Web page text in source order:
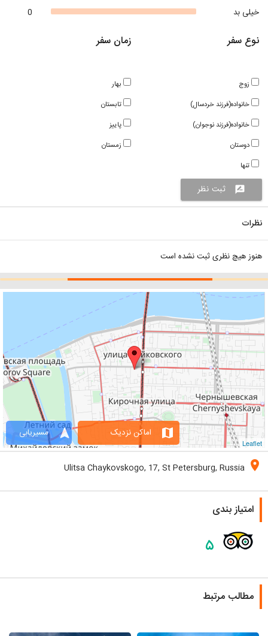
0
خیلی بد
زمان سفر
بهار
تابستان
پاییز
زمستان
نوع سفر
زوج
خانواده(فرزند خردسال)
خانواده(فرزند نوجوان)
دوستان
تنها
rate_review ثبت نظر
نظرات
هنوز هیچ نظری ثبت نشده است
Leaflet
navigation مسیریابی map اماکن نزدیک
location_on
Ulitsa Chaykovskogo, 17, St Petersburg, Russia
امتیاز بندی
۵
مطالب مرتبط